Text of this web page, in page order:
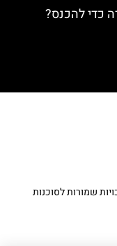
כדי להכנס?
שמורות לסוכנות